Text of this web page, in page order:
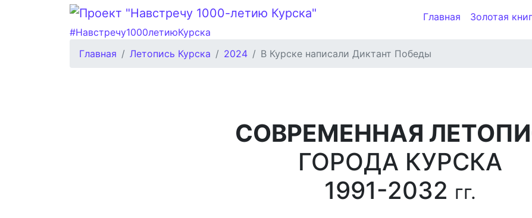
#Навстречу1000летиюКурска
Главная Золотая
Главная Летопись Курска 2024 В Курске написали Диктант Победы
СОВРЕМЕННАЯ
ГОРОДА КУРСКА
1991-2032 гг.